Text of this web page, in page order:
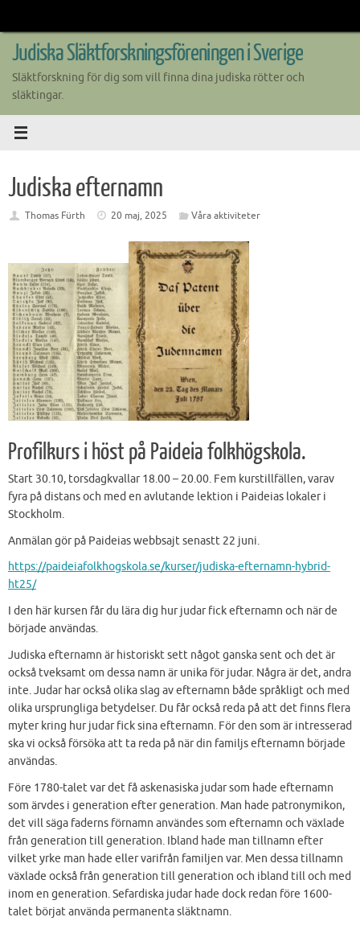
content
Judiska Släktforskningsföreningen i Sverige
Släktforskning för dig som vill finna dina judiska rötter och
släktingar.
Judiska efternamn
Thomas Fürth 20 maj, 2025 Våra aktiviteter
Profilkurs i höst på Paideia folkhögskola.
Start 30.10, torsdagkvallar 18.00 – 20.00. Fem kurstillfällen, varav
fyra på distans och med en avlutande lektion i Paideias lokaler i
Stockholm.
Anmälan gör på Paideias webbsajt senastt 22 juni.
https://paideiafolkhogskola.se/kurser/judiska-efternamn-hybrid-
ht25/
I den här kursen får du lära dig hur judar fick efternamn och när de
började användas.
Judiska efternamn är historiskt sett något ganska sent och det är
också tveksamt om dessa namn är unika för judar. Några är det, andra
inte. Judar har också olika slag av efternamn både språkligt och med
olika ursprungliga betydelser. Du får också reda på att det finns flera
myter kring hur judar fick sina efternamn. För den som är intresserad
ska vi också försöka att ta reda på när din familjs efternamn började
användas.
Före 1780-talet var det få askenasiska judar som hade efternamn
som ärvdes i generation efter generation. Man hade patronymikon,
det vill säga faderns förnamn användes som efternamn och växlade
från generation till generation. Ibland hade man tillnamn efter
vilket yrke man hade eller varifrån familjen var. Men dessa tillnamn
växlade också från generation till generation och ibland till och med
inom en generation. Sefardiska judar hade dock redan före 1600-
talet börjat använda permanenta släktnamn.